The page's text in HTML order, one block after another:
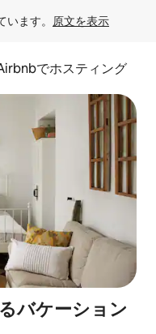
ます。 原文を表示
でホスティング
バケーション